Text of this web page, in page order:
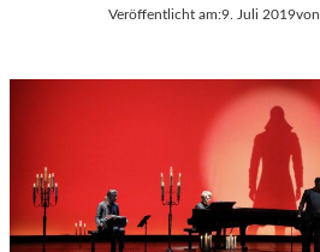
Veröffentlicht am:9. Juli 2019von